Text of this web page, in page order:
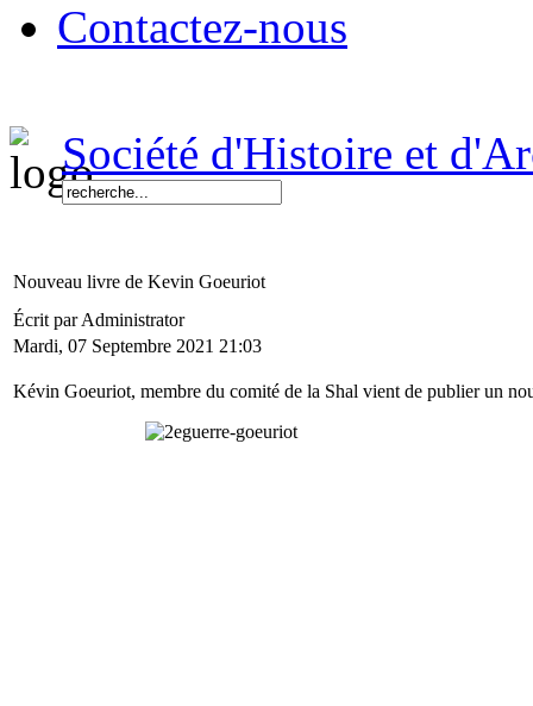
Contactez-nous
Société d'Histoire et
Nouveau livre de Kevin Goeuriot
Écrit par Administrator
Mardi, 07 Septembre 2021 21:03
Kévin Goeuriot, membre du comité de la Shal vient de publier un